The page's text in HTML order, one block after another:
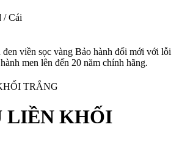
/ Cái
viền sọc vàng Bảo hành đổi mới với lỗi
men lên đến 20 năm chính hãng.
LIỀN KHỐI